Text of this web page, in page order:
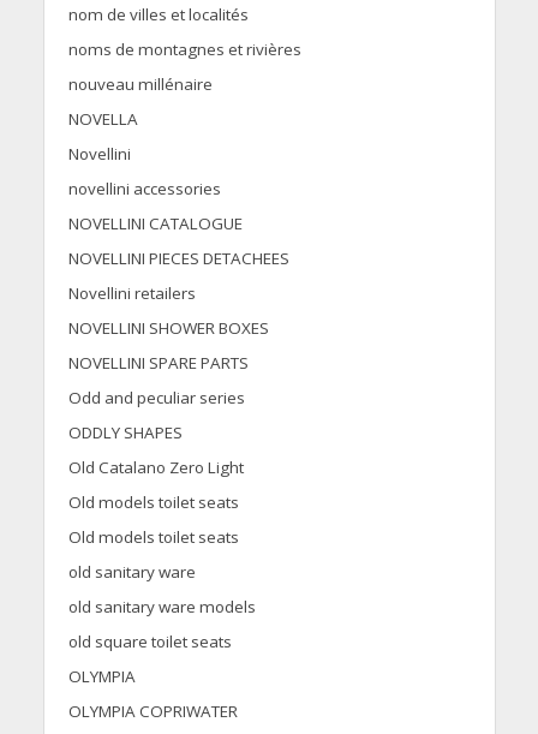
nom de villes et localités
noms de montagnes et rivières
nouveau millénaire
NOVELLA
Novellini
novellini accessories
NOVELLINI CATALOGUE
NOVELLINI PIECES DETACHEES
Novellini retailers
NOVELLINI SHOWER BOXES
NOVELLINI SPARE PARTS
Odd and peculiar series
ODDLY SHAPES
Old Catalano Zero Light
Old models toilet seats
Old models toilet seats
old sanitary ware
old sanitary ware models
old square toilet seats
OLYMPIA
OLYMPIA COPRIWATER